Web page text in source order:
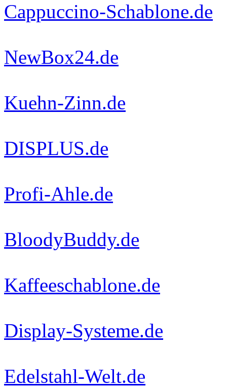
Cappuccino-Schablone.de
NewBox24.de
Kuehn-Zinn.de
DISPLUS.de
Profi-Ahle.de
BloodyBuddy.de
Kaffeeschablone.de
Display-Systeme.de
Edelstahl-Welt.de